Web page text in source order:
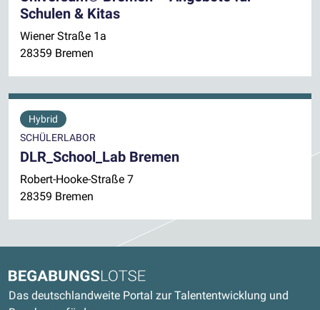
Schulen & Kitas
Wiener Straße 1a
28359 Bremen
Hybrid
SCHÜLERLABOR
DLR_School_Lab Bremen
Robert-Hooke-Straße 7
28359 Bremen
Begabungslotse
Das deutschlandweite Portal zur Talententwicklung und